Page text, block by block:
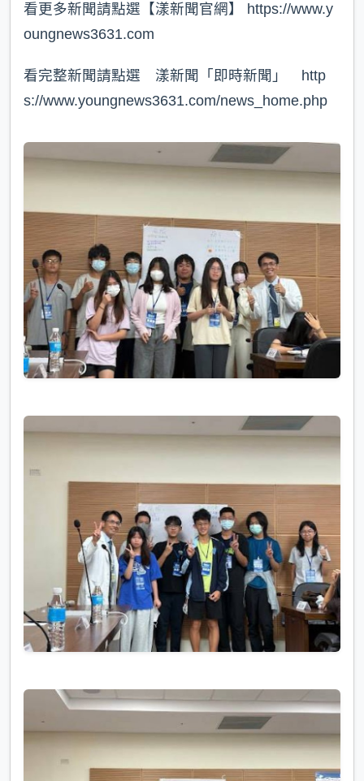
看更多新聞請點選【漾新聞官網】 https://www.y
oungnews3631.com⁠
看完整新聞請點選 漾新聞「即時新聞」 http
s://www.youngnews3631.com/news_home.php⁠